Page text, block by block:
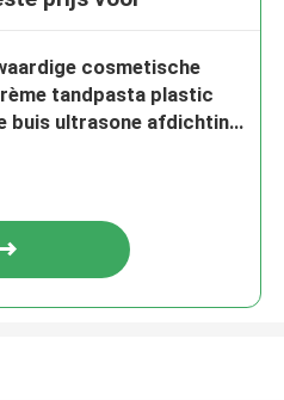
cosmetische
tandpasta plastic
buis ultrasone afdichting